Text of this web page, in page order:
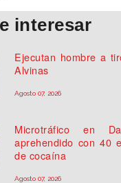
interesar
Ejecutan hombre a
Alvinas
Agosto 07, 2026
Microtráfico en
aprehendido con 40
de cocaína
Agosto 07, 2026